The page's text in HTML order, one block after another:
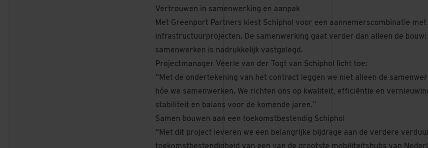
Vertrouwen in samenwerking en aanpak
Met Greenport Partners kiest Schiphol voor een aannemerscombinatie
infrastructuurprojecten. De samenwerking gaat verder dan alleen de
samenwerken is nadrukkelijk vastgelegd.
Projectmanager Veerle van der Togt van Schiphol licht toe:
“Met de ondertekening van het contract leggen we niet alleen de
hóe we samenwerken. We richten ons op kwaliteit, efficiëntie en
stabiliteit en balans voor de komende jaren.”
Samen bouwen aan een toekomstbestendig Schiphol
“Met dit project leveren we een belangrijke bijdrage aan de verdere
toekomstbestendigheid van een van de grootste mobiliteitshubs van